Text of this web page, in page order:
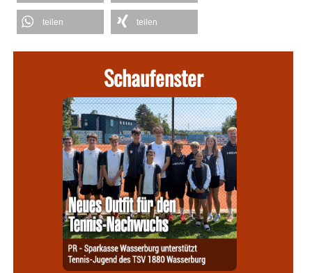
teilen teilen
Schaufenster